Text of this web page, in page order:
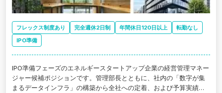
フレックス制度あり 完全週休2日制 年間休日120日以上
転勤なし
IPO準備
IPO準備フェーズのエネルギースタートアップ企業の経営管理マネー
ジャー候補ポジションです。管理部長とともに、社内の「数字が集
まるデータインフラ」の構築から全社への定着、および予算実績管